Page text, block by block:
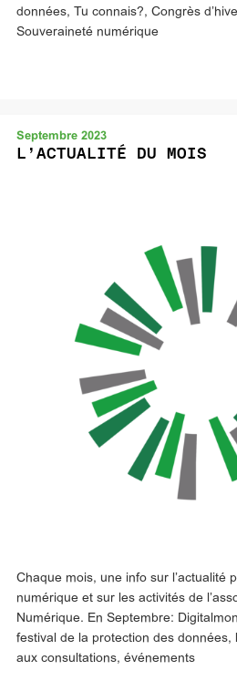
données, Tu connais?, Congrès
Souveraineté numérique
Septembre 2023
L’ACTUALITÉ DU MOIS
Chaque mois, une info sur l’actualité
numérique et sur les activités de
Numérique. En Septembre:
festival de la protection des données,
aux consultations, événements